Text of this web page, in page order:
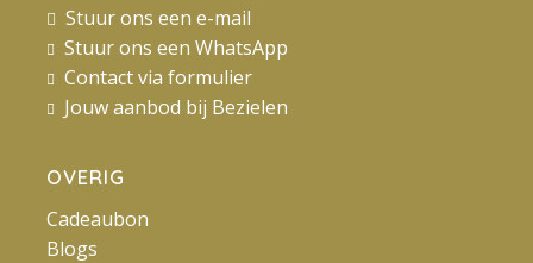
Stuur ons een e-mail
Stuur ons een WhatsApp
Contact via formulier
Jouw aanbod bij Bezielen
OVERIG
Cadeaubon
Blogs